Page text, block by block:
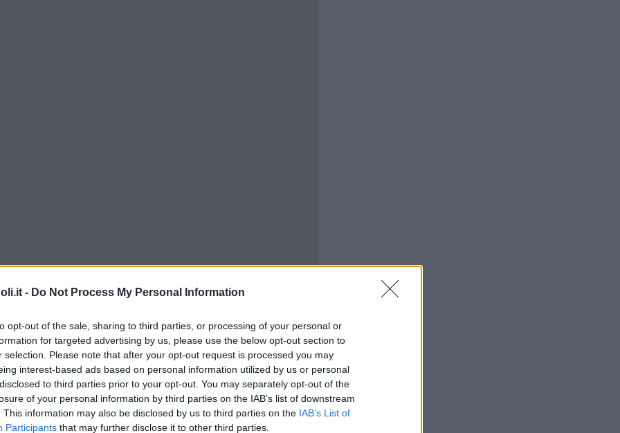
- Do Not Process My Personal Information
opt-out of the sale, sharing to third parties, or processing of your personal or
for targeted advertising by us, please use the below opt-out section to
selection. Please note that after your opt-out request is processed you may
interest-based ads based on personal information utilized by us or personal
to third parties prior to your opt-out. You may separately opt-out of the
of your personal information by third parties on the IAB’s list of downstream
This information may also be disclosed by us to third parties on the IAB’s List of
Participants that may further disclose it to other third parties.
Commenti
Commento